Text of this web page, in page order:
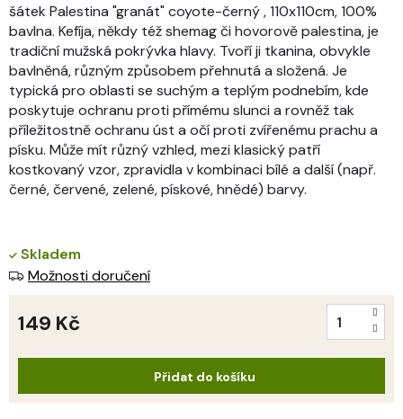
šátek Palestina "granát" coyote-černý , 110x110cm, 100%
bavlna. Kefíja, někdy též shemag či hovorově palestina, je
tradiční mužská pokrývka hlavy. Tvoří ji tkanina, obvykle
bavlněná, různým způsobem přehnutá a složená. Je
typická pro oblasti se suchým a teplým podnebím, kde
poskytuje ochranu proti přímému slunci a rovněž tak
příležitostně ochranu úst a očí proti zvířenému prachu a
písku. Může mít různý vzhled, mezi klasický patří
kostkovaný vzor, zpravidla v kombinaci bílé a další (např.
černé, červené, zelené, pískové, hnědé) barvy.
Skladem
Možnosti doručení
149 Kč
Přidat do košíku